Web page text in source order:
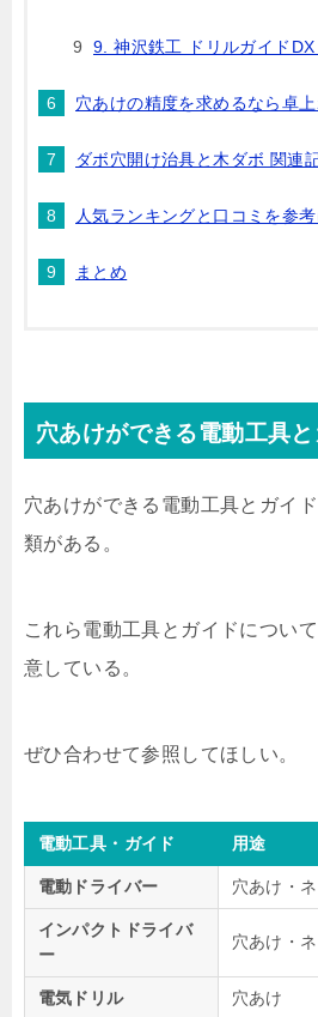
9. 神沢鉄工 ドリルガイド
穴あけの精度を求めるなら卓
ダボ穴開け治具と木ダボ 関連
人気ランキングと口コミを参
まとめ
穴あけができる電動工具
穴あけができる電動工具とガイ
類がある。
これら電動工具とガイドについ
意している。
ぜひ合わせて参照してほしい。
電動工具・ガイド 用途
電動ドライバー 穴あけ・
インパクトドライバ
ー
穴あけ・
電気ドリル 穴あけ